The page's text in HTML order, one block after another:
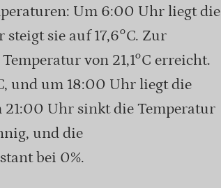
Um 6:00 Uhr liegt die
sie auf 17,6°C. Zur
von 21,1°C erreicht.
und um 18:00 Uhr liegt die
21:00 Uhr sinkt die Temperatur
und die
bei 0%.